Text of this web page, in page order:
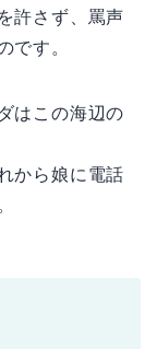
許さず、罵声
です。
はこの海辺の
から娘に電話